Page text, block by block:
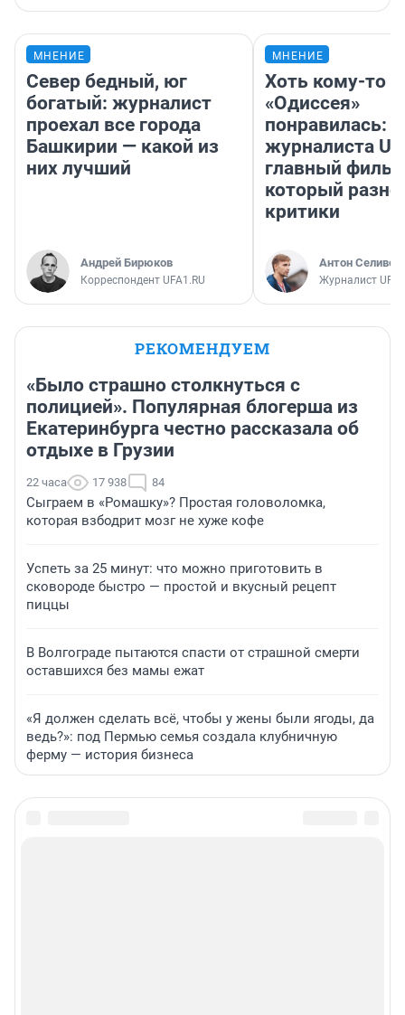
МНЕНИЕ
Север бедный, юг
богатый: журналист
проехал все города
Башкирии — какой из
них лучший
Андрей Бирюков
Корреспондент UFA1.RU
МНЕНИЕ
Хоть кому-то
«Одиссея»
понравилась:
журналиста
главный
который
критики
Антон
Журналист
РЕКОМЕНДУЕМ
«Было страшно столкнуться с
полицией». Популярная блогерша из
Екатеринбурга честно рассказала об
отдыхе в Грузии
22 часа 17 938 84
Сыграем в «Ромашку»? Простая головоломка,
которая взбодрит мозг не хуже кофе
Успеть за 25 минут: что можно приготовить в
сковороде быстро — простой и вкусный рецепт
пиццы
В Волгограде пытаются спасти от страшной смерти
оставшихся без мамы ежат
«Я должен сделать всё, чтобы у жены были ягоды, да
ведь?»: под Пермью семья создала клубничную
ферму — история бизнеса